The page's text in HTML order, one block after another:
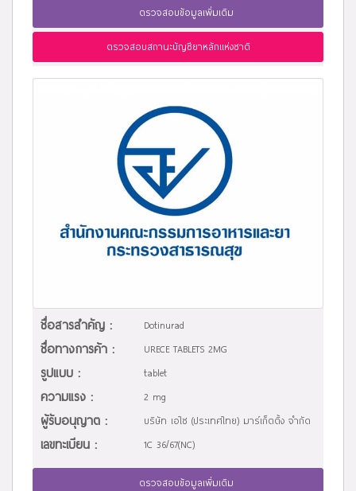
ตรวจสอบข้อมูลเพิ่มเติม
ตรวจสอบสถานะบัญชียาหลักแห่งชาติ
ชื่อสารสำคัญ : Dotinurad
ชื่อทางการค้า : URECE TABLETS 2MG
รูปแบบ : tablet
ความแรง : 2 mg
ผู้รับอนุญาต : บริษัท เอไซ (ประเทศไทย) มาร์เก็ตติ้ง จำกัด
เลขทะเบียน : 1C 36/67(NC)
ตรวจสอบข้อมูลเพิ่มเติม